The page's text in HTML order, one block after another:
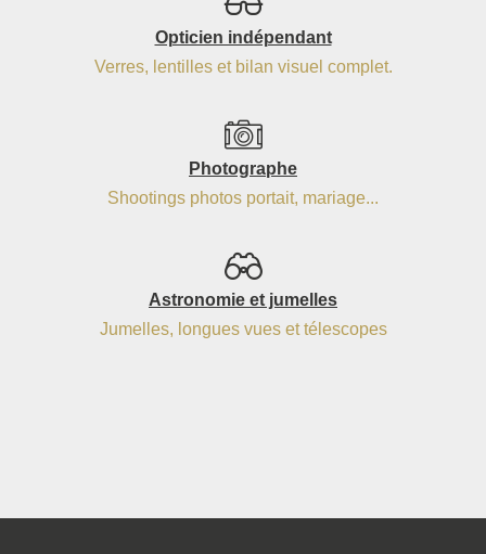
Opticien indépendant
Verres, lentilles et bilan visuel complet.
Photographe
Shootings photos portait, mariage...
Astronomie et jumelles
Jumelles, longues vues et télescopes